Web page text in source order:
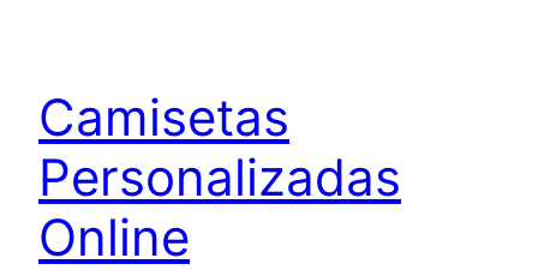
Camisetas
Personalizadas
Online